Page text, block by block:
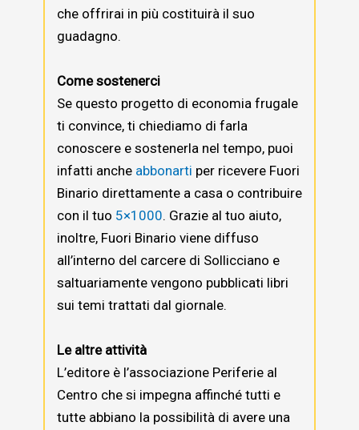
che offrirai in più costituirà il suo
guadagno.
Come sostenerci
Se questo progetto di economia frugale
ti convince, ti chiediamo di farla
conoscere e sostenerla nel tempo, puoi
infatti anche abbonarti per ricevere Fuori
Binario direttamente a casa o contribuire
con il tuo 5×1000. Grazie al tuo aiuto,
inoltre, Fuori Binario viene diffuso
all’interno del carcere di Sollicciano e
saltuariamente vengono pubblicati libri
sui temi trattati dal giornale.
Le altre attività
L’editore è l’associazione Periferie al
Centro che si impegna affinché tutti e
tutte abbiano la possibilità di avere una